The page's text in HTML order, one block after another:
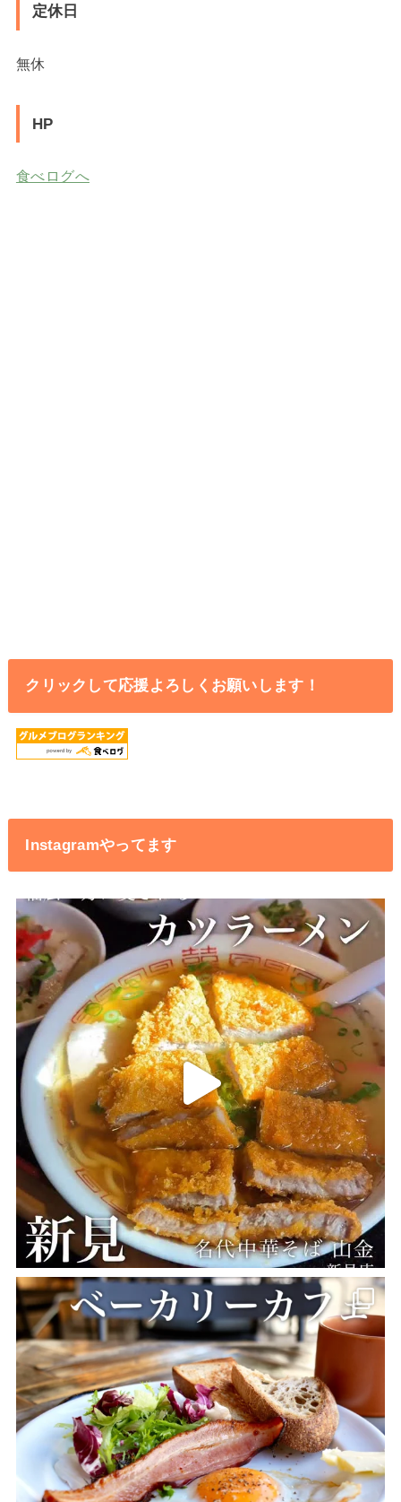
定休日
無休
HP
食べログへ
クリックして応援よろしくお願いします！
Instagramやってます